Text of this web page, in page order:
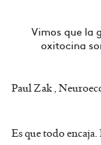
Vimos que la
oxitocina
Paul Zak ,
Es que todo